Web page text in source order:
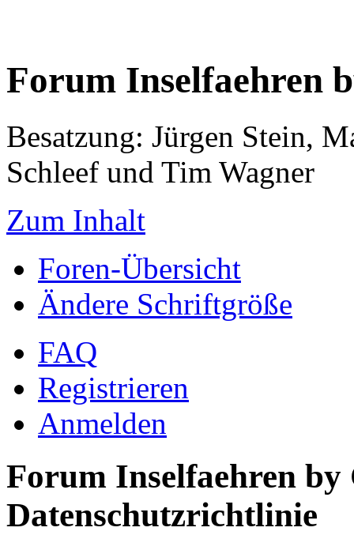
Forum Inselfaehren
Besatzung: Jürgen Stein,
Schleef und Tim Wagner
Zum Inhalt
Foren-Übersicht
Ändere Schriftgröße
FAQ
Registrieren
Anmelden
Forum Inselfaehren by
Datenschutzrichtlinie